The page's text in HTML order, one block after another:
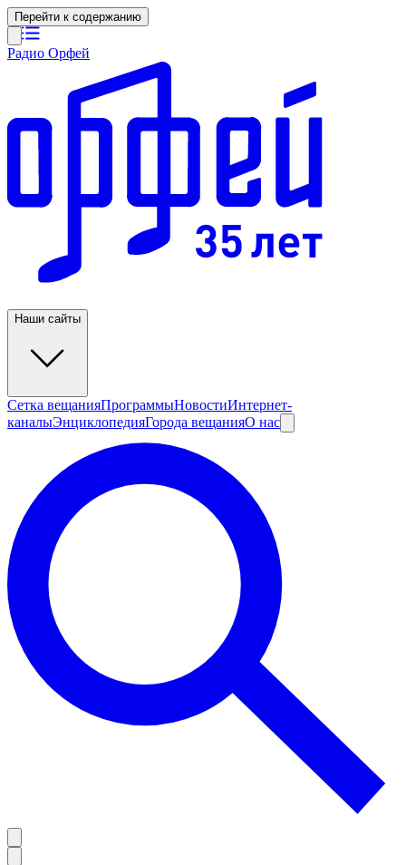
Перейти к содержанию
Радио Орфей
Наши сайты
Сетка вещанияПрограммыНовостиИнтернет-
каналыЭнциклопедияГорода вещанияО нас